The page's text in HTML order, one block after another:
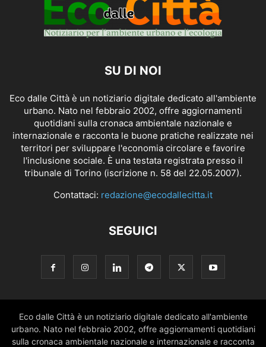
SU DI NOI
Eco dalle Città è un notiziario digitale dedicato all'ambiente
urbano. Nato nel febbraio 2002, offre aggiornamenti
quotidiani sulla cronaca ambientale nazionale e
internazionale e racconta le buone pratiche realizzate nei
territori per sviluppare l'economia circolare e favorire
l'inclusione sociale. È una testata registrata presso il
tribunale di Torino (iscrizione n. 58 del 22.05.2007).
Contattaci: redazione@ecodallecitta.it
SEGUICI
Eco dalle Città è un notiziario digitale dedicato all'ambiente
urbano. Nato nel febbraio 2002, offre aggiornamenti quotidiani
sulla cronaca ambientale nazionale e internazionale e racconta